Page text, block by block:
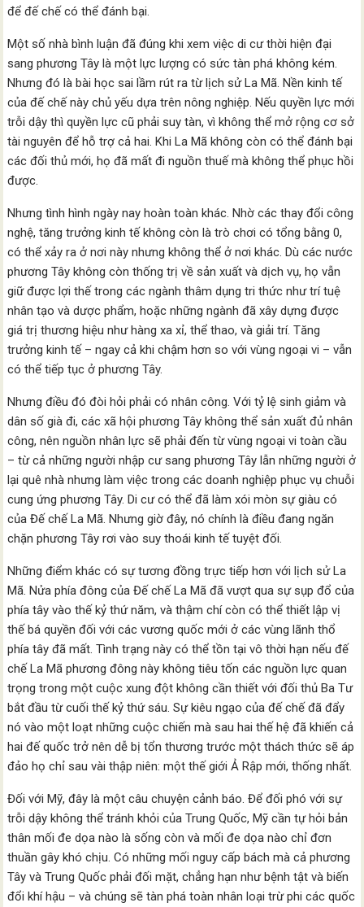
để đế chế có thể đánh bại.
Một số nhà bình luận đã đúng khi xem việc di cư thời hiện đại
sang phương Tây là một lực lượng có sức tàn phá không kém.
Nhưng đó là bài học sai lầm rút ra từ lịch sử La Mã. Nền kinh tế
của đế chế này chủ yếu dựa trên nông nghiệp. Nếu quyền lực mới
trỗi dậy thì quyền lực cũ phải suy tàn, vì không thể mở rộng cơ sở
tài nguyên để hỗ trợ cả hai. Khi La Mã không còn có thể đánh bại
các đối thủ mới, họ đã mất đi nguồn thuế mà không thể phục hồi
được.
Nhưng tình hình ngày nay hoàn toàn khác. Nhờ các thay đổi công
nghệ, tăng trưởng kinh tế không còn là trò chơi có tổng bằng 0,
có thể xảy ra ở nơi này nhưng không thể ở nơi khác. Dù các nước
phương Tây không còn thống trị về sản xuất và dịch vụ, họ vẫn
giữ được lợi thế trong các ngành thâm dụng tri thức như trí tuệ
nhân tạo và dược phẩm, hoặc những ngành đã xây dựng được
giá trị thương hiệu như hàng xa xỉ, thể thao, và giải trí. Tăng
trưởng kinh tế – ngay cả khi chậm hơn so với vùng ngoại vi – vẫn
có thể tiếp tục ở phương Tây.
Nhưng điều đó đòi hỏi phải có nhân công. Với tỷ lệ sinh giảm và
dân số già đi, các xã hội phương Tây không thể sản xuất đủ nhân
công, nên nguồn nhân lực sẽ phải đến từ vùng ngoại vi toàn cầu
– từ cả những người nhập cư sang phương Tây lẫn những người ở
lại quê nhà nhưng làm việc trong các doanh nghiệp phục vụ chuỗi
cung ứng phương Tây. Di cư có thể đã làm xói mòn sự giàu có
của Đế chế La Mã. Nhưng giờ đây, nó chính là điều đang ngăn
chặn phương Tây rơi vào suy thoái kinh tế tuyệt đối.
Những điểm khác có sự tương đồng trực tiếp hơn với lịch sử La
Mã. Nửa phía đông của Đế chế La Mã đã vượt qua sự sụp đổ của
phía tây vào thế kỷ thứ năm, và thậm chí còn có thể thiết lập vị
thế bá quyền đối với các vương quốc mới ở các vùng lãnh thổ
phía tây đã mất. Tình trạng này có thể tồn tại vô thời hạn nếu đế
chế La Mã phương đông này không tiêu tốn các nguồn lực quan
trọng trong một cuộc xung đột không cần thiết với đối thủ Ba Tư
bắt đầu từ cuối thế kỷ thứ sáu. Sự kiêu ngạo của đế chế đã đẩy
nó vào một loạt những cuộc chiến mà sau hai thế hệ đã khiến cả
hai đế quốc trở nên dễ bị tổn thương trước một thách thức sẽ áp
đảo họ chỉ sau vài thập niên: một thế giới Ả Rập mới, thống nhất.
Đối với Mỹ, đây là một câu chuyện cảnh báo. Để đối phó với sự
trỗi dậy không thể tránh khỏi của Trung Quốc, Mỹ cần tự hỏi bản
thân mối đe dọa nào là sống còn và mối đe dọa nào chỉ đơn
thuần gây khó chịu. Có những mối nguy cấp bách mà cả phương
Tây và Trung Quốc phải đối mặt, chẳng hạn như bệnh tật và biến
đổi khí hậu – và chúng sẽ tàn phá toàn nhân loại trừ phi các quốc